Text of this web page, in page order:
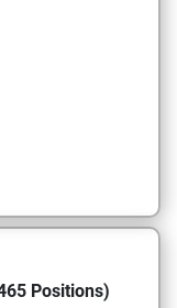
Positions)